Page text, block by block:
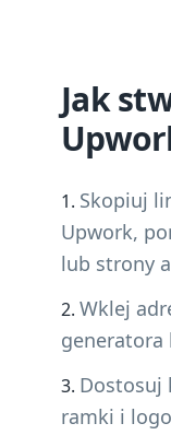
Jak
Skopiuj
Upwork,
lub strony
Wklej
generatora
Dostosuj
ramki i